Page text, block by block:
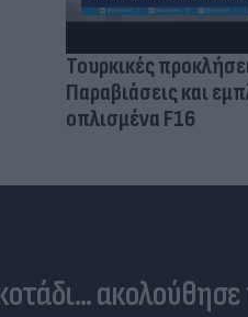
Τουρκικές
Παραβιάσεις και
οπλισμένα F16